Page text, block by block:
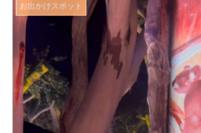
お出かけスポット